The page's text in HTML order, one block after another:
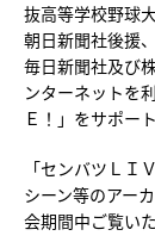
抜高等学校野球
朝日新聞社後援
毎日新聞社及び
ンターネットを
Ｅ！」をサポー
「センバツＬＩ
シーン等のアー
会期間中ご覧い